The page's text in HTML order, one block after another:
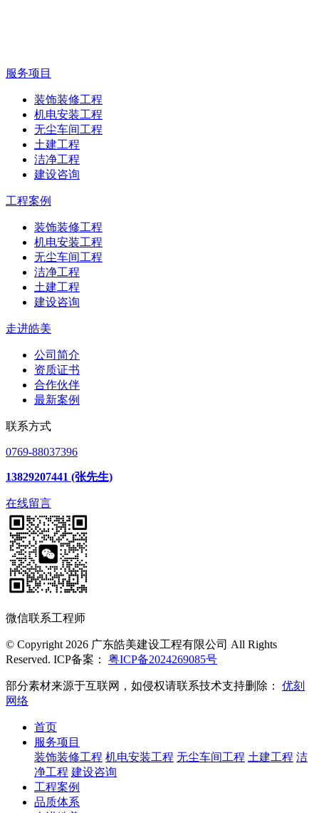
服务项目
装饰装修工程
机电安装工程
无尘车间工程
土建工程
洁净工程
建设咨询
工程案例
装饰装修工程
机电安装工程
无尘车间工程
洁净工程
土建工程
建设咨询
走进皓美
公司简介
资质证书
合作伙伴
最新案例
联系方式
0769-88037396
13829207441 (张先生)
在线留言
微信联系工程师
© Copyright 2026 广东皓美建设工程有限公司 All Rights
Reserved. ICP备案： 粤ICP备2024269085号
部分素材来源于互联网，如侵权请联系技术支持删除： 优刻
网络
首页
服务项目
装饰装修工程 机电安装工程 无尘车间工程 土建工程 洁
净工程 建设咨询
工程案例
品质体系